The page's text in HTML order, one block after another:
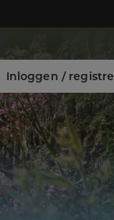
Inloggen /